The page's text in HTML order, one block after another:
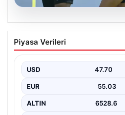
Beşiktaş Hradec
Öncesinde Leandro
Türk futbolunun köklü
Piyasa Verileri
USD 47.70
EUR 55.03
ALTIN 6528.6